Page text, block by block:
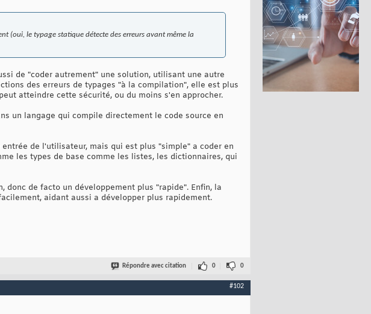
(oui, le typage statique détecte des erreurs avant même la
de "coder autrement" une solution, utilisant une autre
des erreurs de typages "à la compilation", elle est plus
atteindre cette sécurité, ou du moins s'en approcher.
un langage qui compile directement le code source en
de l'utilisateur, mais qui est plus "simple" a coder en
les types de base comme les listes, les dictionnaires, qui
de facto un développement plus "rapide". Enfin, la
aidant aussi a développer plus rapidement.
Répondre avec citation 0 0
#102